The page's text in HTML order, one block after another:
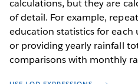
calculations, but they are
of detail. For example,
education statistics for each
or providing yearly rainfall
comparisons with monthly